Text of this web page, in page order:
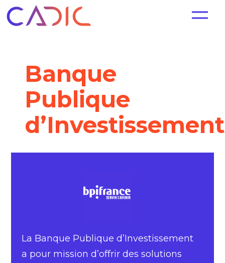
Banque
Publique
d’Investissement
La Banque Publique d’Investissement
a pour mission d’offrir des solutions